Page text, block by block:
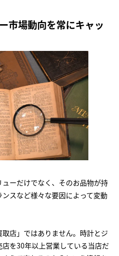
市場動向を常にキャッ
ーだけでなく、そのお品物が持
スなど様々な要因によって変動
店」ではありません。時計とジ
を30年以上営業している当店だ